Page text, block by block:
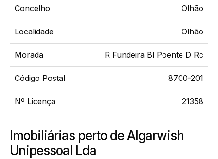
Concelho Olhão
Localidade Olhão
Morada R Fundeira Bl Poente D Rc
Código Postal 8700-201
Nº Licença 21358
Imobiliárias perto de Algarwish
Unipessoal Lda